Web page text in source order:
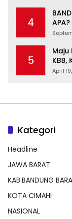
4
APA?
5
KBB,
April
Kategori
Headline
JAWA BARAT
KAB.BANDUNG
KOTA CIMAHI
NASIONAL